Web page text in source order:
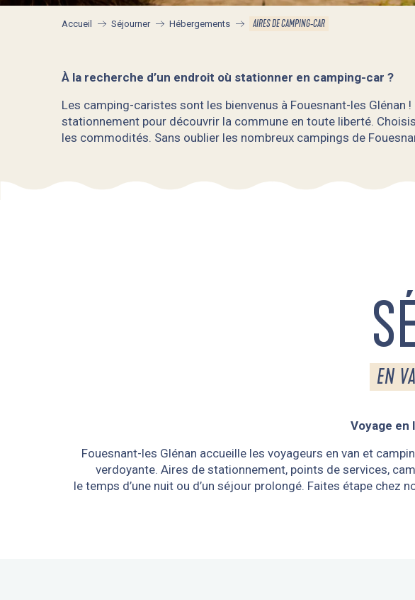
Accueil Séjourner Hébergements AIRES DE CAMPING-CAR
À la recherche d’un endroit où stationner en camping-car ?
Les camping-caristes sont les bienvenus à Fouesnant-les
stationnement pour découvrir la commune en toute liberté.
les commodités. Sans oublier les nombreux campings de
EN
Voyage
Fouesnant-les Glénan accueille les voyageurs en van et
verdoyante. Aires de stationnement, points de services,
le temps d’une nuit ou d’un séjour prolongé. Faites étape